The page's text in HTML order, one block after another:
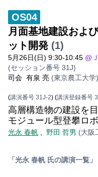
OS04
月面基地建設およ
ット開発 (1)
5月26日(日) 9:30-10:45 @
(セッション番号 31J)
司会 有泉 亮 (東京農工大学)
(講演番号 31J-2) (講演登録番号
高層構造物の建設を
モジュール型登攀ロ
光永 春帆 野田 哲男 (大阪
「光永 春帆 氏の講演一覧